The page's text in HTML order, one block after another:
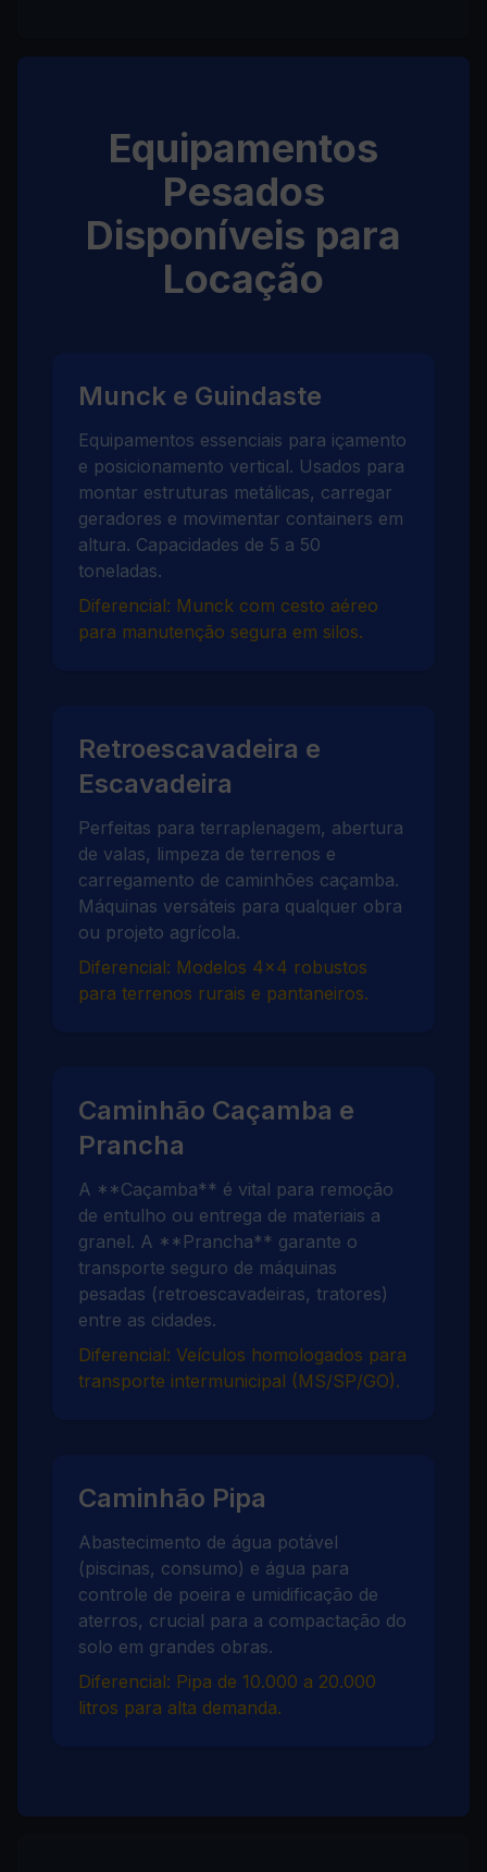
Equipamentos
Pesados
Disponíveis para
Locação
Munck e Guindaste
Equipamentos essenciais para içamento
e posicionamento vertical. Usados para
montar estruturas metálicas, carregar
geradores e movimentar containers em
altura. Capacidades de 5 a 50
toneladas.
Diferencial: Munck com cesto aéreo
para manutenção segura em silos.
Retroescavadeira e
Escavadeira
Perfeitas para terraplenagem, abertura
de valas, limpeza de terrenos e
carregamento de caminhões caçamba.
Máquinas versáteis para qualquer obra
ou projeto agrícola.
Diferencial: Modelos 4x4 robustos
para terrenos rurais e pantaneiros.
Caminhão Caçamba e
Prancha
A **Caçamba** é vital para remoção
de entulho ou entrega de materiais a
granel. A **Prancha** garante o
transporte seguro de máquinas
pesadas (retroescavadeiras, tratores)
entre as cidades.
Diferencial: Veículos homologados para
transporte intermunicipal (MS/SP/GO).
Caminhão Pipa
Abastecimento de água potável
(piscinas, consumo) e água para
controle de poeira e umidificação de
aterros, crucial para a compactação do
solo em grandes obras.
Diferencial: Pipa de 10.000 a 20.000
litros para alta demanda.